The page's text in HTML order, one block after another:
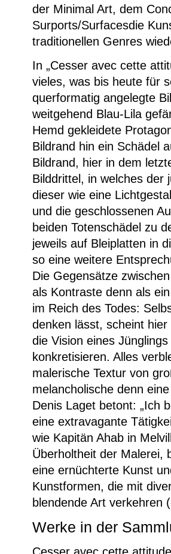
der Minimal Art, dem
Surports/Surfacesdie
traditionellen Genres
In „Cesser avec cette
vieles, was bis heute für
querformatig angelegte
weitgehend Blau-Lila
Hemd gekleidete
Bildrand hin ein Schädel
Bildrand, hier in dem
Bilddrittel, in welches der
dieser wie eine
und die geschlossenen
beiden Totenschädel zu
jeweils auf Bleiplatten in
so eine weitere
Die Gegensätze
als Kontraste denn als
im Reich des Todes:
denken lässt, scheint
die Vision eines
konkretisieren. Alles
malerische Textur von
melancholische denn
Denis Laget betont: „Ich
eine extravagante
wie Kapitän Ahab in
Überholtheit der Malerei,
eine ernüchterte Kunst
Kunstformen, die mit
blendende Art verkehren
Werke in der
Cesser avec cette